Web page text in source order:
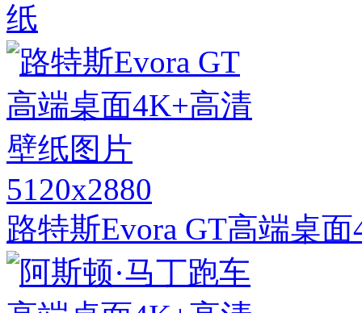
纸
5120x2880
路特斯Evora GT高端桌